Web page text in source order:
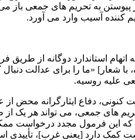
به تحریم های جمعی باز می
کننده آسیب وارد می آورد.
استاندارد دوگانه از
«ما را برای عدالت دنبال
علیه روسیه.
دفاع ایثارگرانه محض از
های جمعی، می تواند هر یک
که این فرمول مجدد درخواست
کمک دارد [یعنی غرب]،